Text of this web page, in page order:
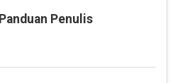
Panduan Penulis